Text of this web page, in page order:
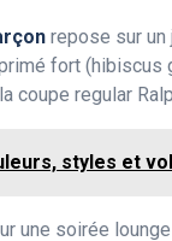
repose sur
fort
coupe regular
styles et
une soirée